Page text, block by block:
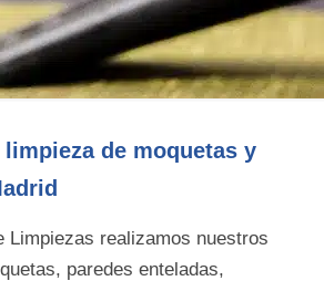
de moquetas y
Limpiezas realizamos nuestros
paredes enteladas,